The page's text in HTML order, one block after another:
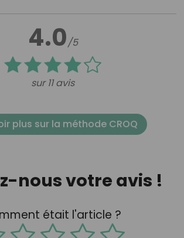
4.0/5
sur 11 avis
plus sur la méthode CROQ
nous votre avis !
était l'article ?